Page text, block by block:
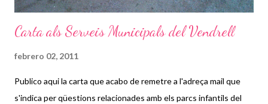
Carta als Serveis Municipals del Vendrell
febrero 02, 2011
Publico aqui la carta que acabo de remetre a l'adreça mail que
s'indica per qüestions relacionades amb els parcs infantils del